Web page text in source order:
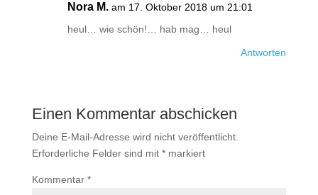
Nora M. am 17. Oktober 2018 um 21:01
heul… wie schön!… hab mag… heul
Antworten
Einen Kommentar abschicken
Deine E-Mail-Adresse wird nicht veröffentlicht.
Erforderliche Felder sind mit *markiert
Kommentar *